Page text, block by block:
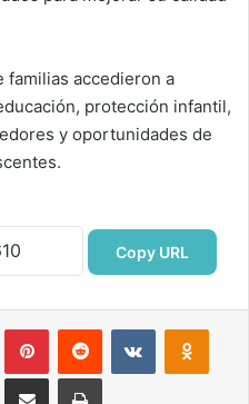
familias accedieron a
protección infantil,
y oportunidades de
Copy URL
PinterestReddit VKontakte
Compartir por correo electrónicoImprimir